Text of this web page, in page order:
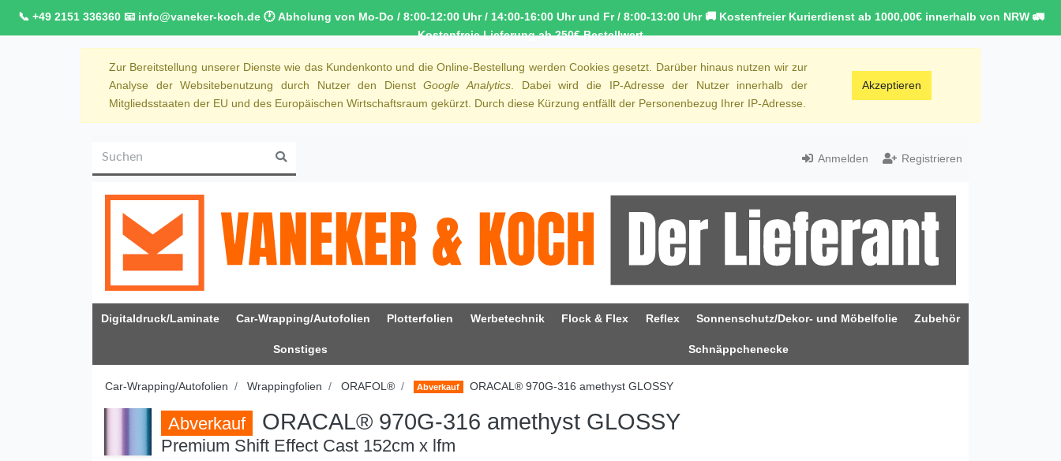
📞 +49 2151 336360 📧 info@vaneker-koch.de 🕐 Abholung von Mo-Do / 8:00-12:00 Uhr / 14:00-16:00 Uhr und Fr / 8:00-13:00 Uhr 🚚 Kostenfreier Kurierdienst ab 1000,00€ innerhalb von NRW 🚛
Kostenfreie Lieferung ab 250€ Bestellwert
Zur Bereitstellung unserer Dienste wie das Kundenkonto und die Online-Bestellung werden Cookies gesetzt. Darüber hinaus nutzen wir zur
Analyse der Websitebenutzung durch Nutzer den DienstGoogle Analytics . Dabei wird die IP-Adresse der Nutzer innerhalb der
Mitgliedsstaaten der EU und des Europäischen Wirtschaftsraum gekürzt. Durch diese Kürzung entfällt der Personenbezug Ihrer IP-Adresse.
Akzeptieren
Anmelden Registrieren
Digitaldruck/Laminate Car-Wrapping/Autofolien Plotterfolien Werbetechnik Flock & Flex Reflex Sonnenschutz/Dekor- und Möbelfolie Zubehör
Sonstiges Schnäppchenecke
Car-Wrapping/Autofolien Wrappingfolien ORAFOL® Abverkauf ORACAL® 970G-316 amethyst GLOSSY
Abverkauf ORACAL® 970G-316 amethyst GLOSSY
Premium Shift Effect Cast 152cm x lfm